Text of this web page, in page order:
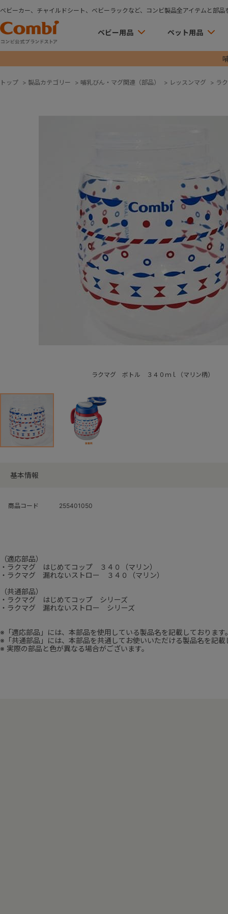
ベビーカー、チャイルドシート、ベビーラックなど、コンビ製品全アイテムと部品
ベビー用品 ペット用品
トップ > 製品カテゴリー > 哺乳びん・マグ関連（部品） > レッスンマグ > ラ
ラクマグ ボトル ３４０ｍｌ（マリン柄）
基本情報
商品コード 255401050
（適応部品）
・ラクマグ はじめてコップ ３４０（マリン）
・ラクマグ 漏れないストロー ３４０（マリン）
（共通部品）
・ラクマグ はじめてコップ シリーズ
・ラクマグ 漏れないストロー シリーズ
※「適応部品」には、本部品を使用している製品名を記載しております
※「共通部品」には、本部品を共通してお使いいただける製品名を記載
※ 実際の部品と色が異なる場合がございます。